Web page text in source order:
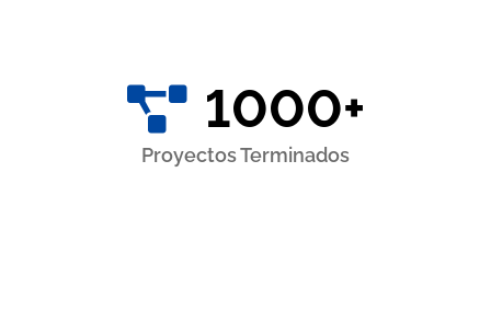
1000+
Proyectos Terminados​